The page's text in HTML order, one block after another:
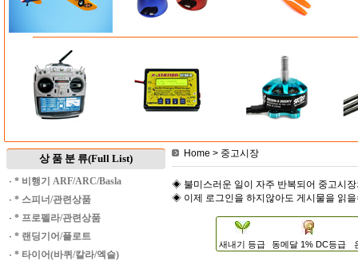
상 품 분 류(Full List)
· * 비행기 ARF/ARC/Basla
· * 스피너/관련상품
· * 프로펠라/관련상품
· * 랜딩기어/플로트
· * 타이어(바퀴/칼라/엑슬)
Home > 중고시장
◈ 불미스러운 일이 자주 반복되어 중고시
◈ 이제 로그인을 하지않아도 게시물을 읽
새내기 등급 동메달 1% DC등급